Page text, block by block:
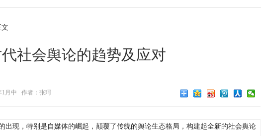
文
社会舆论的趋势及应对
1月中
作者：张珂
现，特别是自媒体的崛起，颠覆了传统的舆论生态格局，构建起全新的社会舆论